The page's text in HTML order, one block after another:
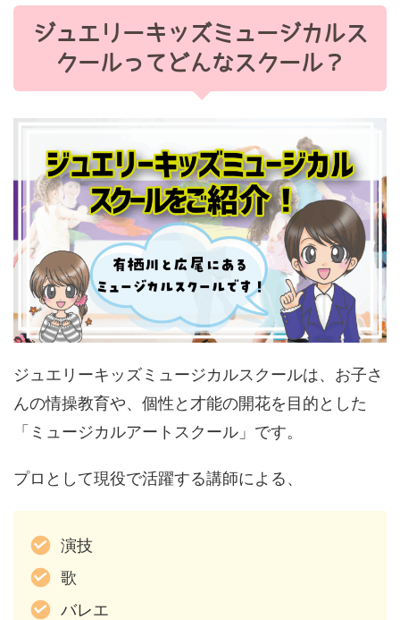
ジュエリーキッズミュージカルス
クールってどんなスクール？
ジュエリーキッズミュージカルスクールは、お子さ
んの情操教育や、個性と才能の開花を目的とした
「ミュージカルアートスクール」です。
プロとして現役で活躍する講師による、
演技
歌
バレエ